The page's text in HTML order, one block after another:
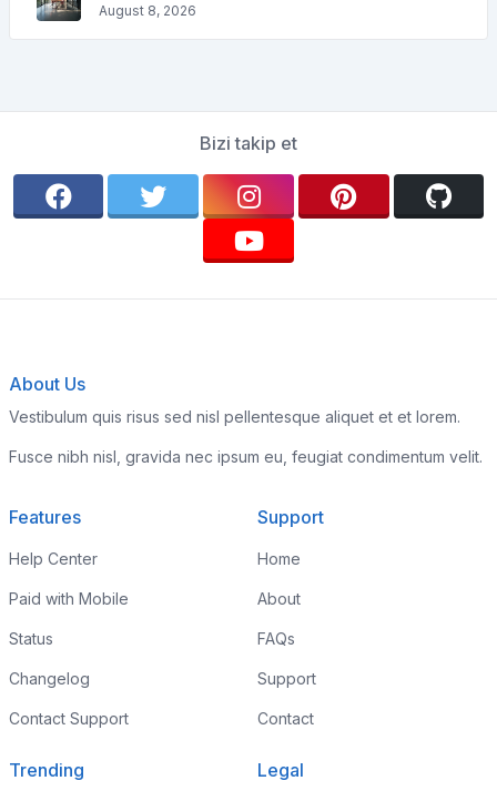
August 8, 2026
Bizi takip et
About Us
Vestibulum quis risus sed nisl pellentesque aliquet et et lorem.
Fusce nibh nisl, gravida nec ipsum eu, feugiat condimentum velit.
Features
Help Center
Paid with Mobile
Status
Changelog
Contact Support
Support
Home
About
FAQs
Support
Contact
Trending Legal